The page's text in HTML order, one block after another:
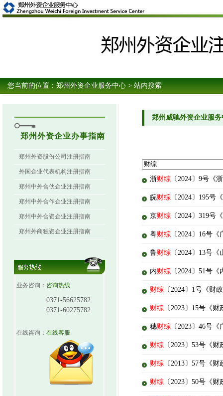
您当前的位置： 郑州外资企业服务中心 > 站内搜索
郑州外资企业办事指南
郑州外资股份公司注册指南
外国企业代表机构注册指南
郑州中外合伙企业注册指南
郑州中外合作企业注册指南
郑州中外合资企业注册指南
郑州外商独资企业注册指南
业务咨询： 咨询热线
0371-56625782
0371-60275782
在线咨询： 在线客服
郑州威驰外资企业服
浙财综 〔2024〕9号
皖财综 〔2024〕195
京财综 〔2024〕319
粤财综 〔2024〕16号
鲁财综 〔2024〕13号
内财综 〔2024〕51号
财综 〔2024〕1号《财
财综 〔2023〕15号《
穗财综 〔2023〕46号
财综 〔2023〕53号《
财综 〔2013〕57号《
财综 〔2023〕50号《